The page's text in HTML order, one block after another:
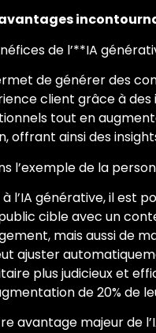
avantages
de l’**IA
de générer des
client grâce à
tout en
offrant ainsi des
l’exemple de la
l’IA générative, il est
cible avec un
mais aussi de
ajuster
plus judicieux et
de 20% de
avantage majeur de